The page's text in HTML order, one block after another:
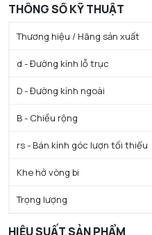
THÔNG SỐ KỸ THUẬT
Thương hiệu / Hãng sản xuất
d - Đường kính lỗ trục
D - Đường kính ngoài
B - Chiều rộng
rs - Bán kính góc lượn tối thiểu
Khe hở vòng bi
Trọng lượng
HIỆU SUẤT SẢN PHẨM